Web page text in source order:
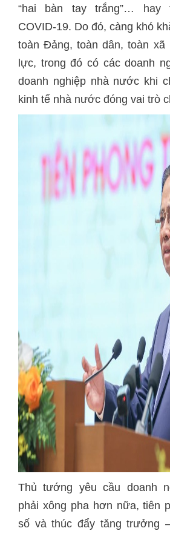
“hai bàn tay trắng”… hay
COVID-19. Do đó, càng khó
toàn Đảng, toàn dân, toàn xã
lực, trong đó có các doanh
doanh nghiệp nhà nước khi
kinh tế nhà nước đóng vai trò
Thủ tướng yêu cầu doanh
phải xông pha hơn nữa, tiên
số và thúc đẩy tăng trưởng